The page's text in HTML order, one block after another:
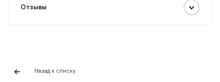
Отзывы
Назад к списку